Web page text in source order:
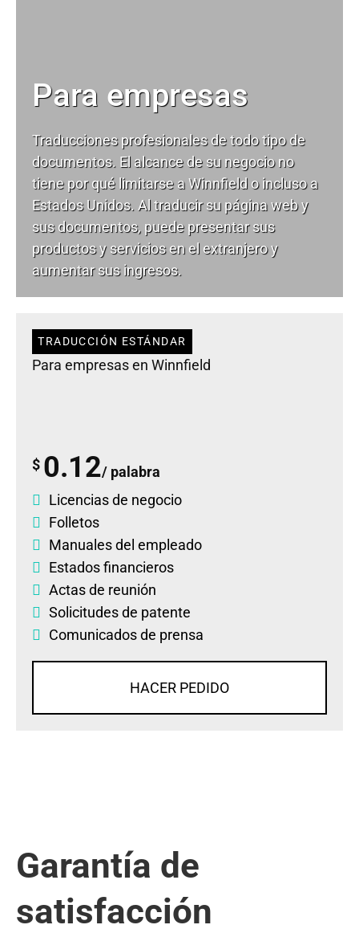
Para empresas
Traducciones profesionales de todo tipo de
documentos. El alcance de su negocio no
tiene por qué limitarse a Winnfield o incluso a
Estados Unidos. Al traducir su página web y
sus documentos, puede presentar sus
productos y servicios en el extranjero y
aumentar sus ingresos.
TRADUCCIÓN ESTÁNDAR
Para empresas en Winnfield
$ 0.12/ palabra
Licencias de negocio
Folletos
Manuales del empleado
Estados financieros
Actas de reunión
Solicitudes de patente
Comunicados de prensa
HACER PEDIDO
Garantía de
satisfacción